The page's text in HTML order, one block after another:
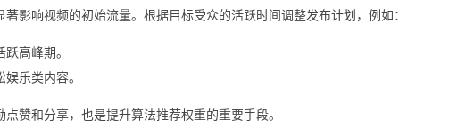
影响视频的初始流量。根据目标受众的活跃时间调整发布计划，例如：
高峰期。
乐类内容。
赞和分享，也是提升算法推荐权重的重要手段。